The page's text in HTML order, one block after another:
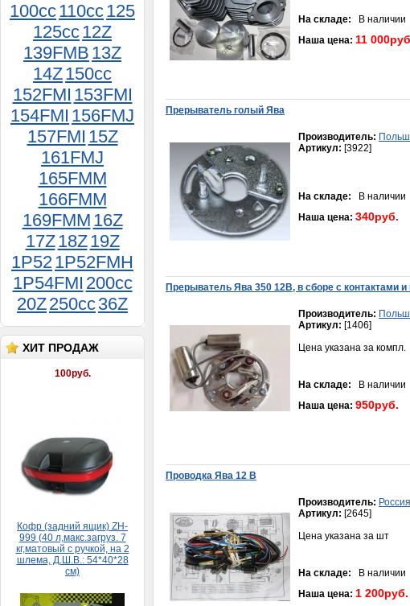
100cc110cc125
125cc12Z
139FMB 13Z
14Z150сс
152FMI 153FMI
154FMI 156FMJ
157FMI 15Z
161FMJ
165FMM
166FMM
169FMM 16Z
17Z18Z19Z
1P521P52FMH
1P54FMI 200cc
20Z250cc36Z
ХИТ ПРОДАЖ
900руб.
Хомут 08-12 мм (9 мм)
25руб.
Сaльник коленвaлa Явa 12В (30*52*8)
100руб.
Кофр (задний ящик) ZH-
999 (40 л,макс.загруз. 7
см)
5 500руб.
На складе: В наличии
Наша цена: 11
Прерыватель голый Ява
Производитель:
Артикул: [3922]
На складе: В наличии
Наша цена: 340руб.
Прерыватель Ява 350 12В, в сборе с контактами
Производитель:
Артикул: [1406]
Цена указана за компл.
На складе: В наличии
Наша цена: 950руб.
Проводка Ява 12 В
Производитель: Россия
Артикул: [2645]
Цена указана за шт
На складе: В наличии
Наша цена: 1 200руб.